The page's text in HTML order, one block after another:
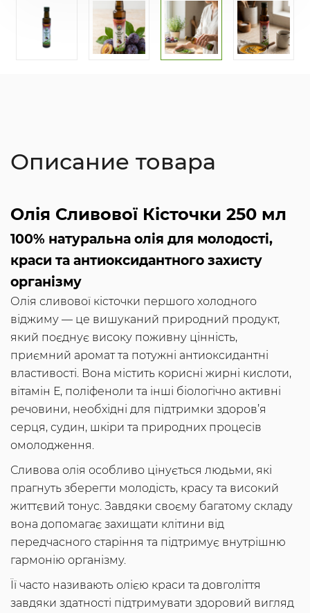
Описание товара
Олія Сливової Кісточки 250 мл
100% натуральна олія для молодості,
краси та антиоксидантного захисту
організму
Олія сливової кісточки першого холодного
віджиму — це вишуканий природний продукт,
який поєднує високу поживну цінність,
приємний аромат та потужні антиоксидантні
властивості. Вона містить корисні жирні кислоти,
вітамін Е, поліфеноли та інші біологічно активні
речовини, необхідні для підтримки здоров’я
серця, судин, шкіри та природних процесів
омолодження.
Сливова олія особливо цінується людьми, які
прагнуть зберегти молодість, красу та високий
життєвий тонус. Завдяки своєму багатому складу
вона допомагає захищати клітини від
передчасного старіння та підтримує внутрішню
гармонію організму.
Її часто називають олією краси та довголіття
завдяки здатності підтримувати здоровий вигляд